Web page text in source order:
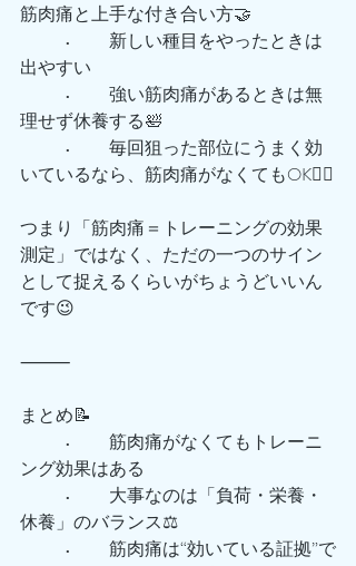
筋肉痛と上手な付き合い方🤝
出やすい
理せず休養する🛀
いているなら、筋肉痛がなくてもOK🙆‍♀️
つまり「筋肉痛＝トレーニングの効果
測定」ではなく、ただの一つのサイン
として捉えるくらいがちょうどいいん
です😉
⸻
まとめ📝
ング効果はある
休養」のバランス⚖️